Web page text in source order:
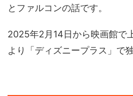
とファルコンの話です。
2025年2月14日から映画館で
より「ディズニープラス」で